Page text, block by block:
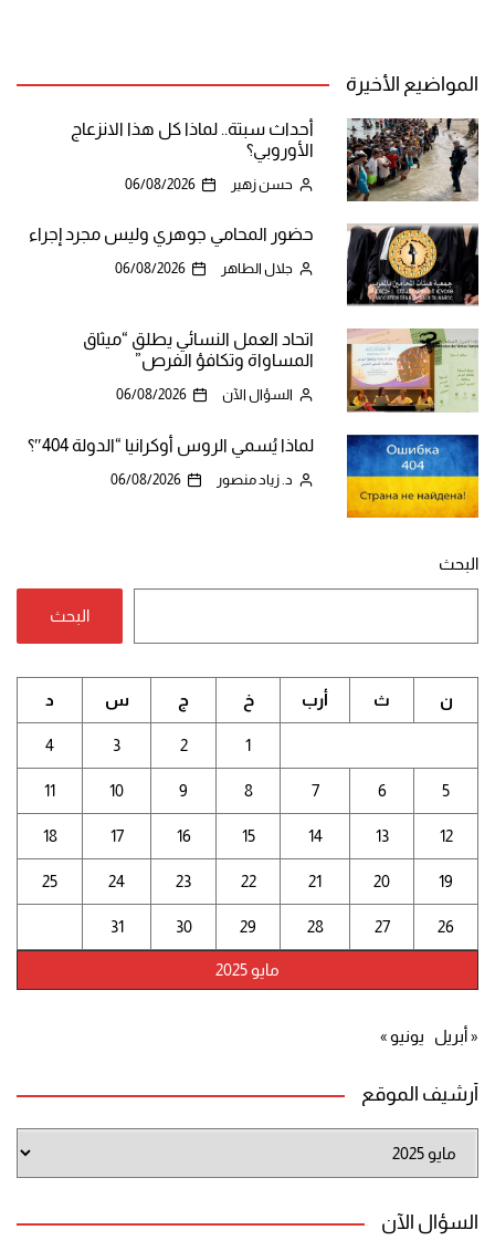
المواضيع الأخيرة
أحداث سبتة.. لماذا كل هذا الانزعاج
الأوروبي؟
حسن زهير 06/08/2026
حضور المحامي جوهري وليس مجرد إجراء
جلال الطاهر 06/08/2026
اتحاد العمل النسائي يطلق “ميثاق
المساواة وتكافؤ الفرص”
السؤال الآن 06/08/2026
لماذا يُسمي الروس أوكرانيا “الدولة 404″؟
د. زياد منصور 06/08/2026
البحث
البحث
مايو 2025
ن ث أرب خ ج س د
1
2
3
4
5
6
7
8
9
10
11
12
13
14
15
16
17
18
19
20
21
22
23
24
25
26
27
28
29
30
31
« أبريل يونيو »
أرشيف الموقع
الموقع
السؤال الآن